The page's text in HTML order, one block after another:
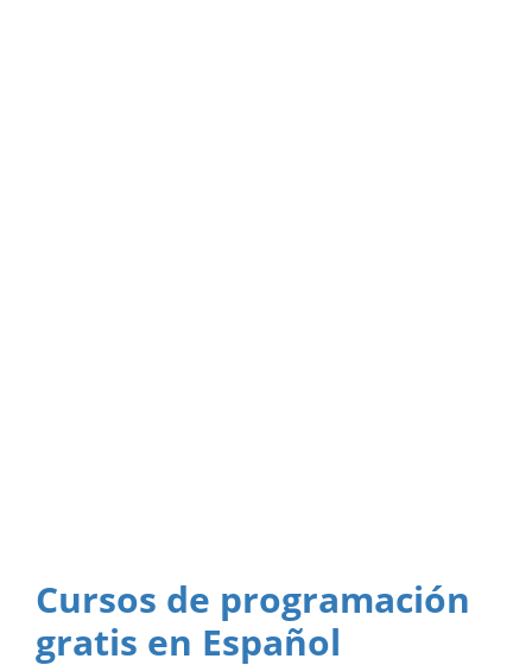
Cursos de programación
gratis en Español